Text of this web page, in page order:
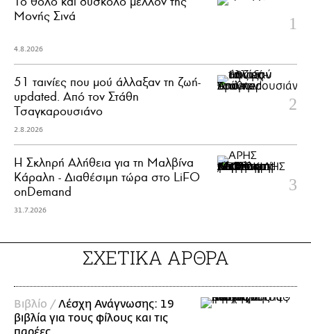
Μονής Σινά
4.8.2026
51 ταινίες που μού άλλαξαν τη ζωή-
updated. Aπό τον Στάθη
Τσαγκαρουσιάνο
2.8.2026
Η Σκληρή Αλήθεια για τη Μαλβίνα
Κάραλη - Διαθέσιμη τώρα στo LiFO
onDemand
31.7.2026
ΣΧΕΤΙΚΑ ΑΡΘΡΑ
Βιβλίο /Λέσχη Ανάγνωσης: 19
βιβλία για τους φίλους και τις